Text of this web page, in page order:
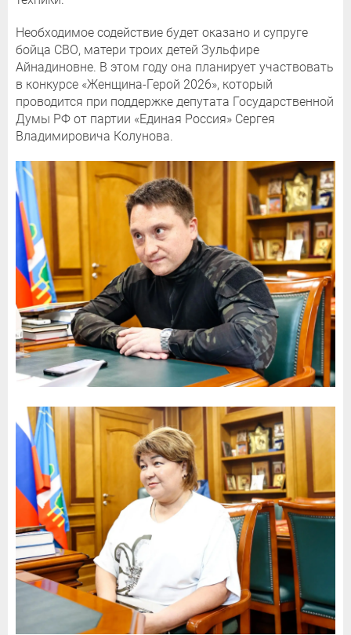
Необходимое содействие будет оказано и супруге
бойца СВО, матери троих детей Зульфире
Айнадиновне. В этом году она планирует участвовать
в конкурсе «Женщина-Герой 2026», который
проводится при поддержке депутата Государственной
Думы РФ от партии «Единая Россия» Сергея
Владимировича Колунова.